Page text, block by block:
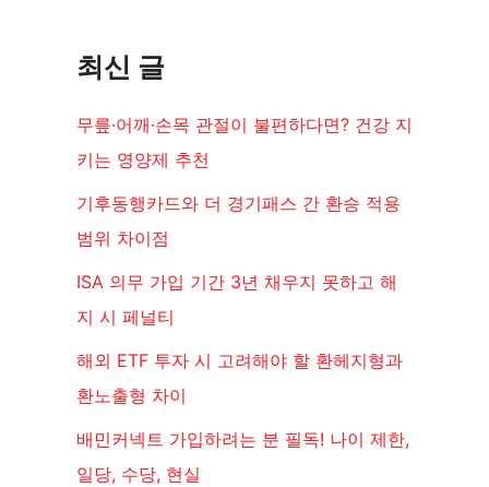
최신 글
무릎·어깨·손목 관절이 불편하다면? 건강 지
키는 영양제 추천
기후동행카드와 더 경기패스 간 환승 적용
범위 차이점
ISA 의무 가입 기간 3년 채우지 못하고 해
지 시 페널티
해외 ETF 투자 시 고려해야 할 환헤지형과
환노출형 차이
배민커넥트 가입하려는 분 필독! 나이 제한,
일당, 수당, 현실